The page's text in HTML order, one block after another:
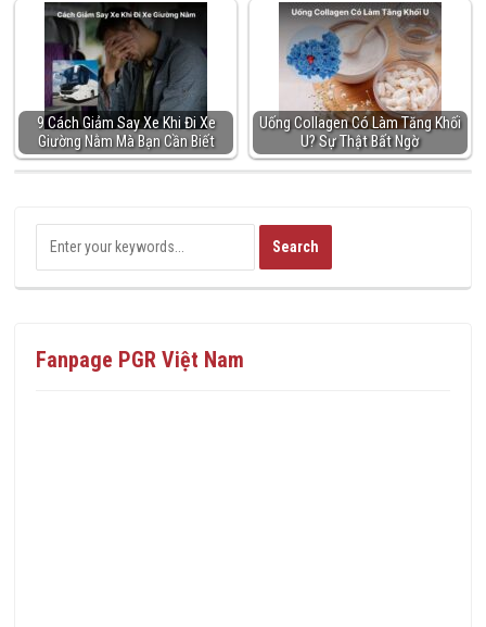
9 Cách Giảm Say Xe Khi Đi Xe
Giường Nằm Mà Bạn Cần Biết
Uống Collagen Có Làm Tăng Khối
U? Sự Thật Bất Ngờ
Fanpage PGR Việt Nam